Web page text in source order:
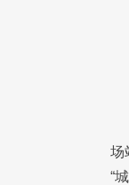
场
“